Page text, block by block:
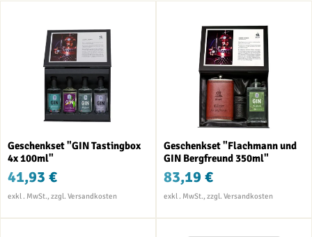
Geschenkset "GIN Tastingbox
4x 100ml"
41,93 €
Geschenkset "Flachmann und
GIN Bergfreund 350ml"
83,19 €